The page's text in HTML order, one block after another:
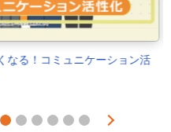
なる！コミュニケーション活
1 2 3 4 5 6
Next